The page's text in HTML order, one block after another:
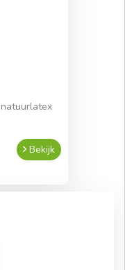
Bekijk